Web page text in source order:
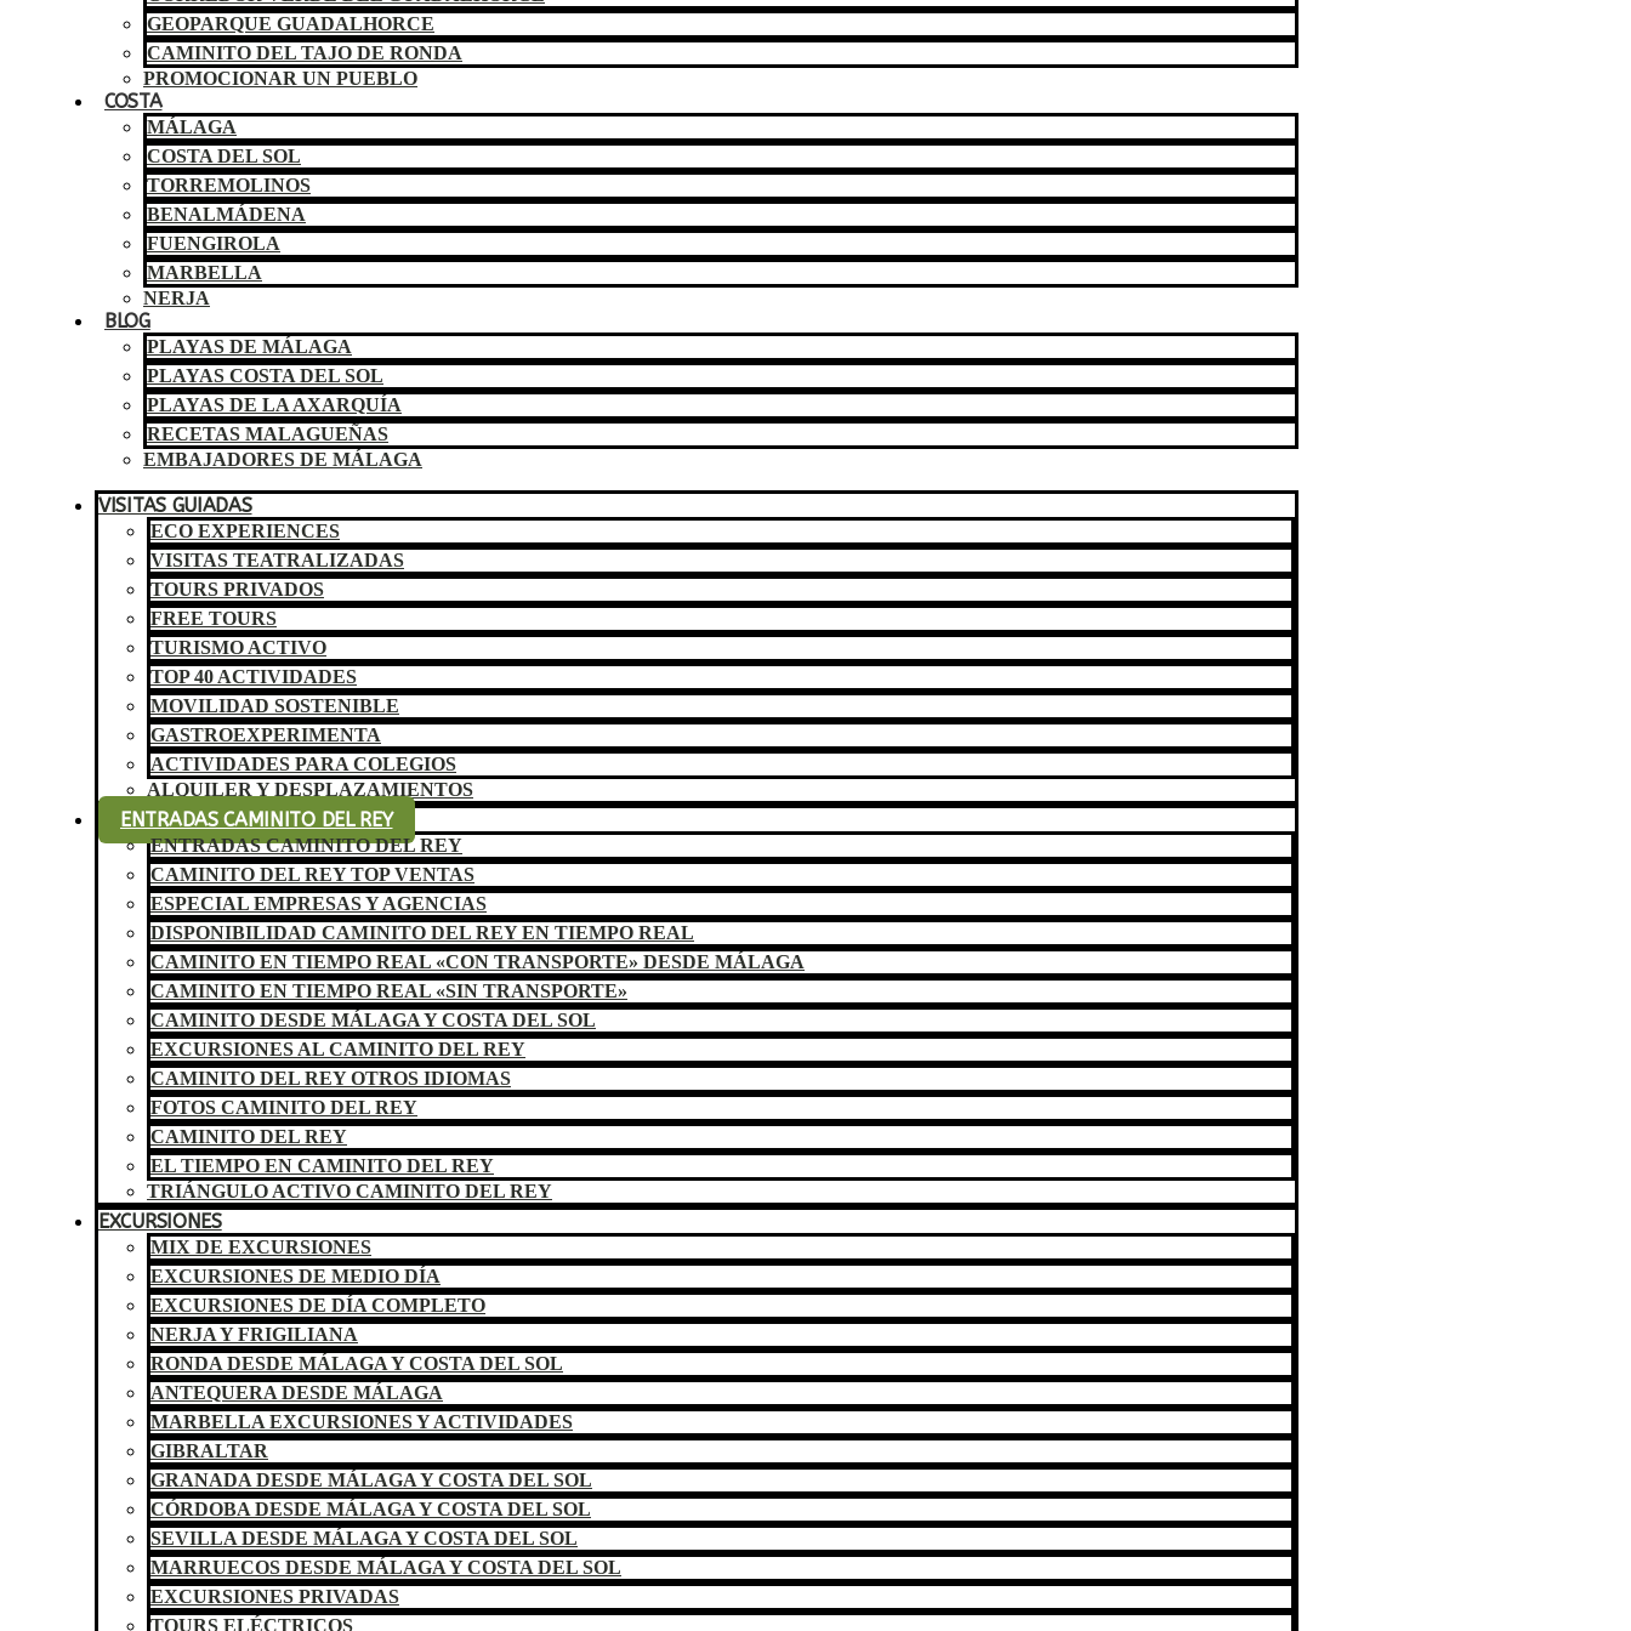
GEOPARQUE GUADALHORCE
CAMINITO DEL TAJO DE RONDA
PROMOCIONAR UN PUEBLO
COSTA
MÁLAGA
COSTA DEL SOL
TORREMOLINOS
BENALMÁDENA
FUENGIROLA
MARBELLA
NERJA
BLOG
PLAYAS DE MÁLAGA
PLAYAS COSTA DEL SOL
PLAYAS DE LA AXARQUÍA
RECETAS MALAGUEÑAS
EMBAJADORES DE MÁLAGA
VISITAS GUIADAS
ECO EXPERIENCES
VISITAS TEATRALIZADAS
TOURS PRIVADOS
FREE TOURS
TURISMO ACTIVO
TOP 40 ACTIVIDADES
MOVILIDAD SOSTENIBLE
GASTROEXPERIMENTA
ACTIVIDADES PARA COLEGIOS
ALQUILER Y DESPLAZAMIENTOS
ENTRADAS CAMINITO DEL REY
ENTRADAS CAMINITO DEL REY
CAMINITO DEL REY TOP VENTAS
ESPECIAL EMPRESAS Y AGENCIAS
DISPONIBILIDAD CAMINITO DEL REY EN TIEMPO REAL
CAMINITO EN TIEMPO REAL «CON TRANSPORTE» DESDE MÁLAGA
CAMINITO EN TIEMPO REAL «SIN TRANSPORTE»
CAMINITO DESDE MÁLAGA Y COSTA DEL SOL
EXCURSIONES AL CAMINITO DEL REY
CAMINITO DEL REY OTROS IDIOMAS
FOTOS CAMINITO DEL REY
CAMINITO DEL REY
EL TIEMPO EN CAMINITO DEL REY
TRIÁNGULO ACTIVO CAMINITO DEL REY
EXCURSIONES
MIX DE EXCURSIONES
EXCURSIONES DE MEDIO DÍA
EXCURSIONES DE DÍA COMPLETO
NERJA Y FRIGILIANA
RONDA DESDE MÁLAGA Y COSTA DEL SOL
ANTEQUERA DESDE MÁLAGA
MARBELLA EXCURSIONES Y ACTIVIDADES
GIBRALTAR
GRANADA DESDE MÁLAGA Y COSTA DEL SOL
CÓRDOBA DESDE MÁLAGA Y COSTA DEL SOL
SEVILLA DESDE MÁLAGA Y COSTA DEL SOL
MARRUECOS DESDE MÁLAGA Y COSTA DEL SOL
EXCURSIONES PRIVADAS
TOURS ELÉCTRICOS